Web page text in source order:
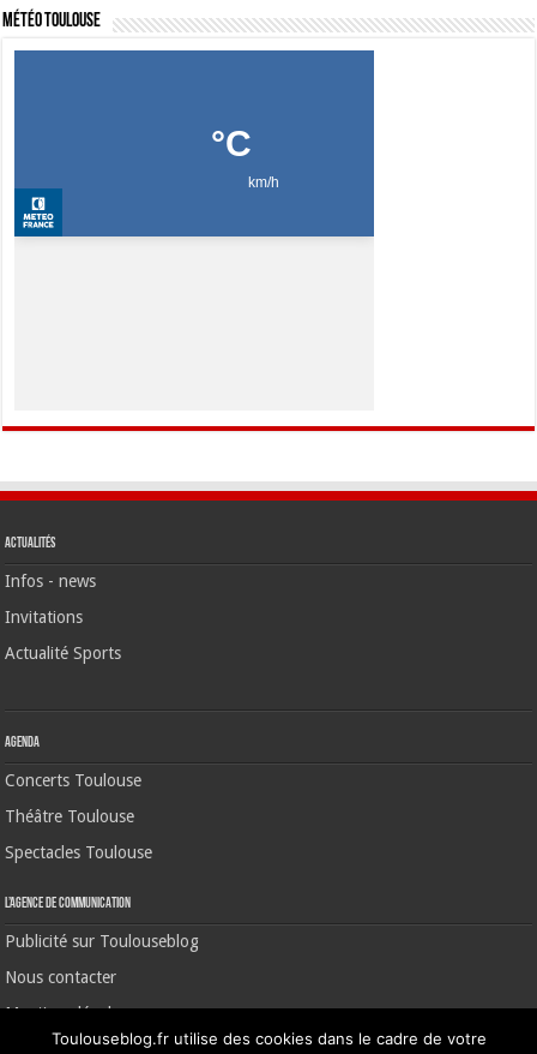
Météo Toulouse
Actualités
Infos - news
Invitations
Actualité Sports
Agenda
Concerts Toulouse
Théâtre Toulouse
Spectacles Toulouse
L’agence de communication
Publicité sur Toulouseblog
Nous contacter
Mentions légales
Toulouseblog.fr utilise des cookies dans le cadre de votre